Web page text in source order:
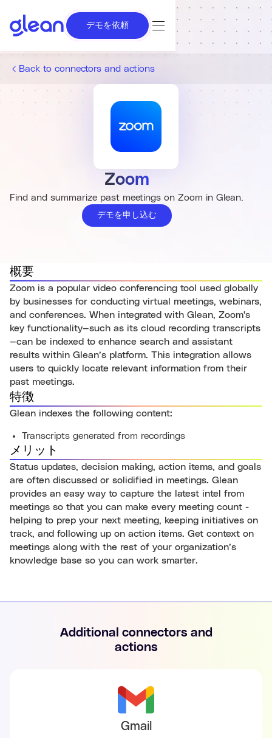
デモを依頼
Back to connectors and actions
Zoom
Find and summarize past meetings on Zoom in Glean.
デモを申し込む
概要
Zoom is a popular video conferencing tool used globally
by businesses for conducting virtual meetings, webinars,
and conferences. When integrated with Glean, Zoom's
key functionality—such as its cloud recording transcripts
—can be indexed to enhance search and assistant
results within Glean’s platform. This integration allows
users to quickly locate relevant information from their
past meetings.
特徴
Glean indexes the following content:
Transcripts generated from recordings
メリット
Status updates, decision making, action items, and goals
are often discussed or solidified in meetings. Glean
provides an easy way to capture the latest intel from
meetings so that you can make every meeting count -
helping to prep your next meeting, keeping initiatives on
track, and following up on action items. Get context on
meetings along with the rest of your organization’s
knowledge base so you can work smarter.
Additional connectors and
actions
Gmail